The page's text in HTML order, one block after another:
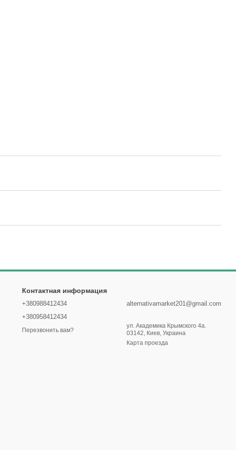
Контактная информация
+380988412434
+380958412434
Перезвонить вам?
alternativamarket201@gmail.com
ул. Академика Крымского 4а.
03142, Киев, Украина
Карта проезда